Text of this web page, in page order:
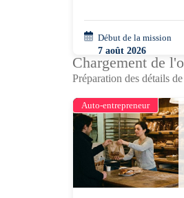
Début de la mission
7 août 2026
13h30 - 21h00
Chargement de
Préparation des détails
Auto-entrepreneur